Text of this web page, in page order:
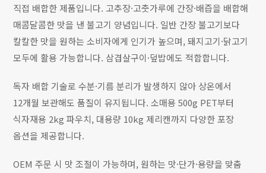
직접 배합한 제품입니다. 고추장·고춧가루에 간장·배즙을 배합해
매콤달콤한 맛을 낸 불고기 양념입니다. 일반 간장 불고기보다
칼칼한 맛을 원하는 소비자에게 인기가 높으며, 돼지고기·닭고기
모두에 활용 가능합니다. 삼겹살구이·덮밥에도 적합합니다.
독자 배합 기술로 수분·기름 분리가 발생하지 않아 상온에서
12개월 보관해도 품질이 유지됩니다. 소매용 500g PET부터
식자재용 2kg 파우치, 대용량 10kg 제리캔까지 다양한 포장
옵션을 제공합니다.
OEM 주문 시 맛 조절이 가능하며, 원하는 맛·단가·용량을 맞춤